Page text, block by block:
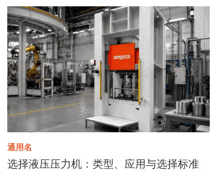
通用名
选择液压压力机：类型、应用与选择标准